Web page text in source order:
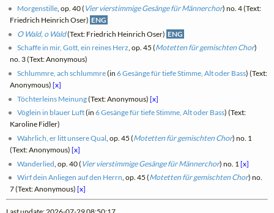
Morgenstille, op. 40 ( Vier vierstimmige Gesänge für Männerchor) no. 4 (Text:
Friedrich Heinrich Oser) ENG
O Wald, o Wald(Text: Friedrich Heinrich Oser) ENG
Schaffe in mir, Gott, ein reines Herz, op. 45 (Motetten für gemischten Chor)
no. 3 (Text: Anonymous)
Schlummre, ach schlummre(in6 Gesänge für tiefe Stimme, Alt oder Bass) (Text:
Anonymous)[x]
Töchterleins Meinung(Text: Anonymous)[x]
Vöglein in blauer Luft(in6 Gesänge für tiefe Stimme, Alt oder Bass) (Text:
Karoline Fidler)
Wahrlich, er litt unsere Qual, op. 45 (Motetten für gemischten Chor) no. 1
(Text: Anonymous)[x]
Wanderlied , op. 40 ( Vier vierstimmige Gesänge für Männerchor) no. 1[x]
Wirf dein Anliegen auf den Herrn, op. 45 (Motetten für gemischten Chor) no.
7 (Text: Anonymous)[x]